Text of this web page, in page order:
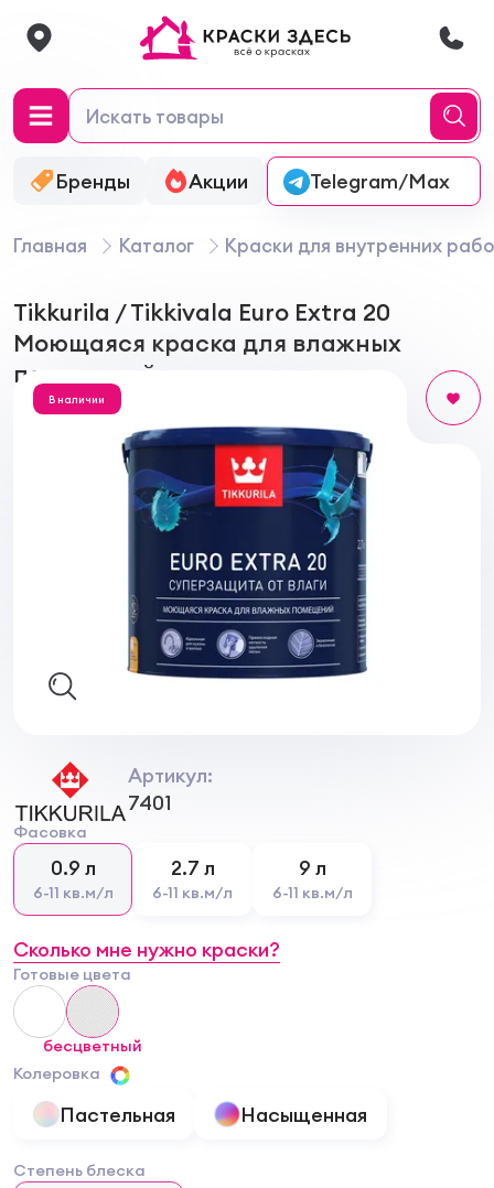
Бренды Акции Онлайн-колеровка
Telegram/Max
Главная Каталог Краски для внутренних
Tikkurila / Tikkivala Euro Extra 20
Моющаяся краска для влажных
помещений, полуматовая
В наличии
Артикул:
7401
Фасовка
0.9 л
6-11 кв.м/л
2.7 л
6-11 кв.м/л
9 л
6-11 кв.м/л
Сколько мне нужно краски?
Готовые цвета
бесцветный
Колеровка
Пастельная Насыщенная
Степень блеска